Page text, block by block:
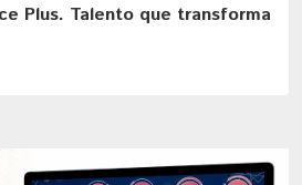
Plus. Talento que transforma